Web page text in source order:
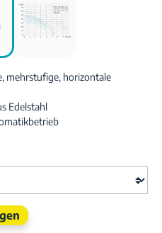
mehrstufige, horizontale
Edelstahl
den gewünschten